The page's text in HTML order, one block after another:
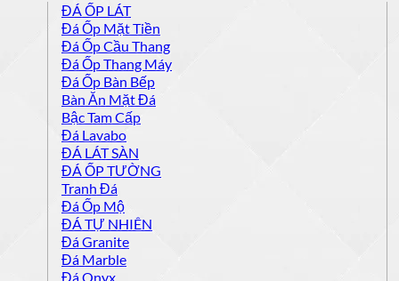
ĐÁ ỐP LÁT
Đá Ốp Mặt Tiền
Đá Ốp Cầu Thang
Đá Ốp Thang Máy
Đá Ốp Bàn Bếp
Bàn Ăn Mặt Đá
Bậc Tam Cấp
Đá Lavabo
ĐÁ LÁT SÀN
ĐÁ ỐP TƯỜNG
Tranh Đá
Đá Ốp Mộ
ĐÁ TỰ NHIÊN
Đá Granite
Đá Marble
Đá Onyx